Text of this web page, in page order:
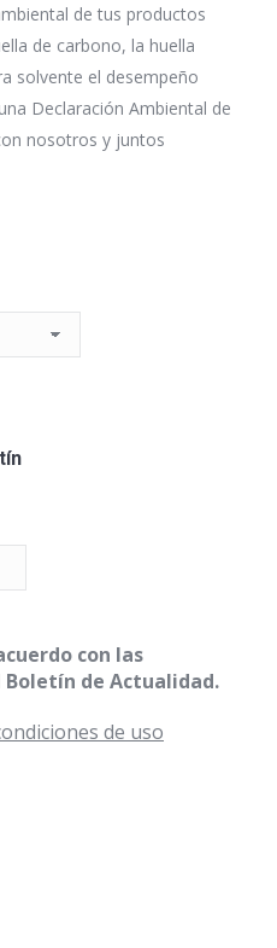
de tus productos
de carbono, la huella
solvente el desempeño
Declaración Ambiental de
nosotros y juntos
con las
Boletín de Actualidad.
de uso